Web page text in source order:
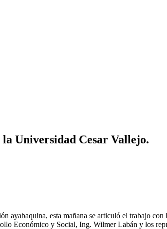
Universidad Cesar Vallejo.
ayabaquina, esta mañana se articuló el trabajo
Económico y Social, Ing. Wilmer Labán y los